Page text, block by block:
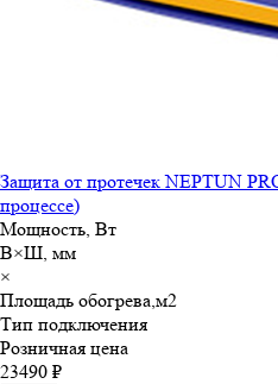
Защита от протечек NEPTUN
процессе)
Мощность, Вт
В×Ш, мм
×
Площадь обогрева,м2
Тип подключения
Розничная цена
23490 ₽